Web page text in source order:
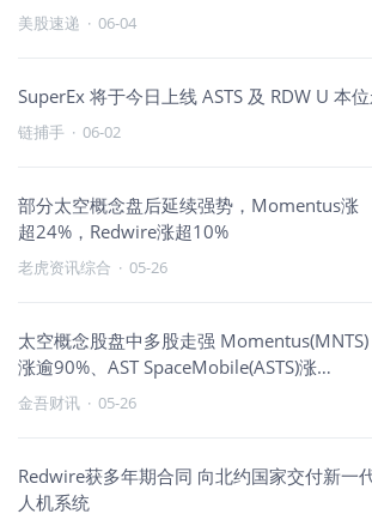
美股速递 · 06-04
SuperEx 将于今日上线 ASTS 及 RDW U 本
链捕手 · 06-02
部分太空概念盘后延续强势，Momentus涨
超24%，Redwire涨超10%
老虎资讯综合 · 05-26
太空概念股盘中多股走强 Momentus(MNTS)
涨逾90%、AST SpaceMobile(ASTS)涨
16.05%
金吾财讯 · 05-26
Redwire获多年期合同 向北约国家交付新一
人机系统